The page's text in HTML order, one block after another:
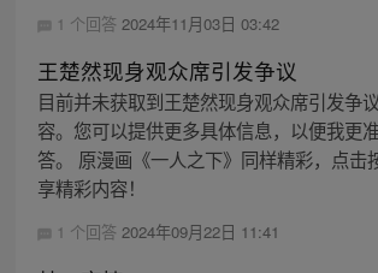
1 个回答 2024年11月03日 03:42
王楚然现身观众席引发争议
目前并未获取到王楚然现身观众席引发争
容。您可以提供更多具体信息，以便我更
答。 原漫画《一人之下》同样精彩，点击
享精彩内容！
1 个回答 2024年09月22日 11:41